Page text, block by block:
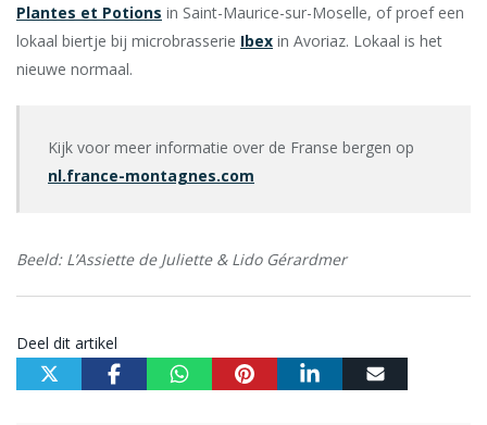
Plantes et Potions in Saint-Maurice-sur-Moselle, of proef een
lokaal biertje bij microbrasserie Ibex in Avoriaz. Lokaal is het
nieuwe normaal.
Kijk voor meer informatie over de Franse bergen op
nl.france-montagnes.com
Beeld: L’Assiette de Juliette & Lido Gérardmer
Deel dit artikel